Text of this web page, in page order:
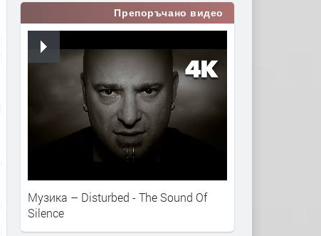
Препоръчано видео
Музика – Disturbed - The Sound Of
Silence